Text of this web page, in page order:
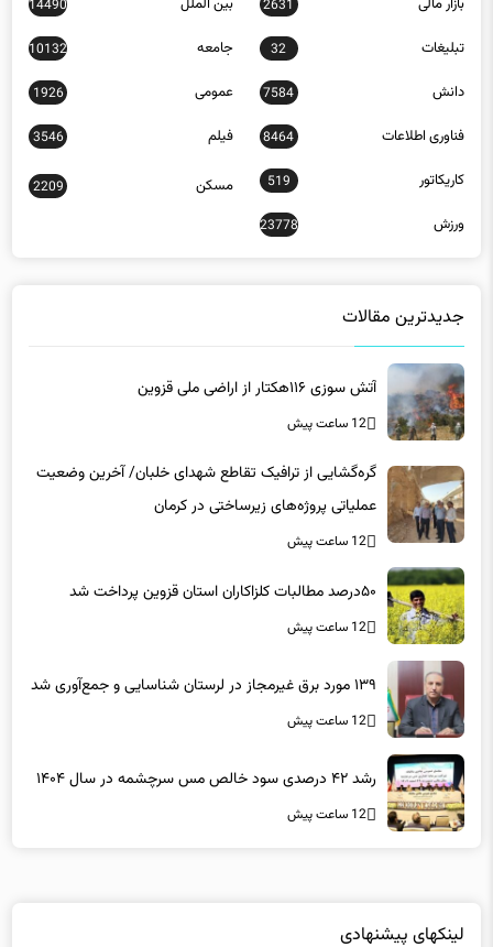
بازار مالی 2631 بین الملل 14490
تبلیغات 32 جامعه 10132
دانش 7584 عمومی 1926
فناوری اطلاعات 8464 فیلم 3546
کاریکاتور 519 مسکن 2209
ورزش 23778
جدیدترین مقالات
آتش سوزی ۱۱۶هکتار از اراضی ملی قزوین
12 ساعت پیش
گره‌گشایی از ترافیک تقاطع شهدای خلبان/ آخرین وضعیت
عملیاتی پروژه‌های زیرساختی در کرمان
12 ساعت پیش
۵۰درصد مطالبات کلزاکاران استان قزوین پرداخت شد
12 ساعت پیش
۱۳۹ مورد برق غیرمجاز در لرستان شناسایی و جمع‌آوری شد
12 ساعت پیش
رشد ۴۲ درصدی سود خالص مس سرچشمه در سال ۱۴۰۴
12 ساعت پیش
لینکهای پیشنهادی